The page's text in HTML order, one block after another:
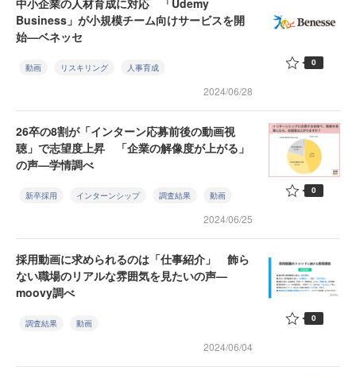
中小企業の人材育成に対応 「Udemy
Business」が小規模チーム向けサービスを開
始—ベネッセ
動画 リスキリング 人事育成
2024/06/28
0
26卒の8割が「インターン応募前後の動画視
聴」で志望度上昇 「企業の解像度が上がる」
の声—学情調べ
新卒採用 インターンシップ 調査結果 動画
2024/06/25
0
採用動画に求められるのは「仕事紹介」 飾ら
ない職場のリアルな雰囲気を見たいの声—
moovy調べ
調査結果 動画
2024/06/04
0